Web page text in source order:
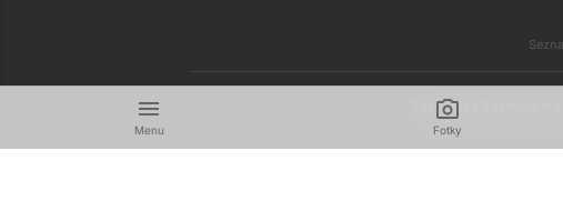
menu
Menu
camera_alt
Fotky
Seznamka Známost